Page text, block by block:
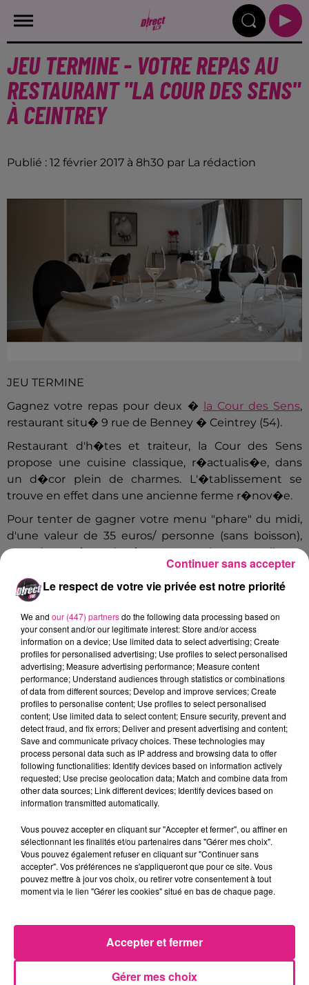
JEU TERMINE - VOTRE REPAS AU
RESTAURANT "LA COUR DES SENS"
À CEINTREY
Publié : 12 février 2017 à 8h30 par La rédaction
JEU TERMINE
Gagnez votre repas pour deux � la Cour des Sens,
restaurant situ� 9 rue de Benney � Ceintrey (54).
Restaurant d'h�tes et traiteur, la Cour des Sens
propose une cuisine classique, r�actualis�e, dans
un d�cor plein de charmes. L'�tablissement se
trouve en effet dans une ancienne ferme r�nov�e.
Pour tenter de gagner votre menu "phare" du midi,
d'une valeur de 35 euros/ personne (sans boisson),
vous devez r�pondre � cette question, par mail :
Quels sont les cinq sens qui composent le corps
humain ?�
Envoyez votre r�ponse �jeu@radiodirect.net !
(Tirage au sort lundi matin).�
FIL ACTUS
7 août 2026
Lorraine : une journée pas comme les autres au Parc animalier de...
6 août 2026
Metz : une distribution de lunette gratuite pour voir l’éclipse
5 août 2026
Casting de Woof : l'Euro-Métropole de Metz part à la recherche de...
4 août 2026
Officiel : Gauthier Hein quitte le FC Metz pour l'OGC Nice
Officiel : le lac de Madine reporte son feu d’artifice
4 août 2026
Eclipse Solaire du 12 août : où voir ce phénomène en Lorraine ?
31 juillet 2026
Chalets de Noël solidaires : la ville de Metz lance un appel à...
Vosges : les feux d’artifice de Gérardmer sont annulés
Le respect de votre vie privée est notre priorité
We and our (447) partnersdo the following data processing based on
your consent and/or our legitimate interest: Store and/or access
information on a device; Use limited data to select advertising; Create
profiles for personalised advertising; Use profiles to select personalised
advertising; Measure advertising performance; Measure content
performance; Understand audiences through statistics or combinations
of data from different sources; Develop and improve services; Create
profiles to personalise content; Use profiles to select personalised
content; Use limited data to select content; Ensure security, prevent and
detect fraud, and fix errors; Deliver and present advertising and content;
Save and communicate privacy choices. These technologies may
process personal data such as IP address and browsing data to offer
following functionalities: Identify devices based on information actively
requested; Use precise geolocation data; Match and combine data from
other data sources; Link different devices; Identify devices based on
information transmitted automatically.
Vous pouvez accepter en cliquant sur "Accepter et fermer", ou affiner en
sélectionnant les finalités et/ou partenaires dans "Gérer mes choix".
Vous pouvez également refuser en cliquant sur "Continuer sans
accepter". Vos préférences ne s'appliqueront que pour ce site. Vous
pouvez mettre à jour vos choix, ou retirer votre consentement à tout
moment via le lien "Gérer les cookies" situé en bas de chaque page.
Gérer mes choix
Accepter et fermer
Continuer sans accepter